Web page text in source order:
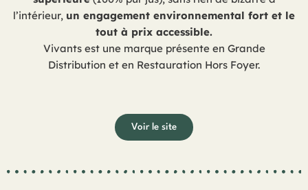
l’intérieur, un engagement environnemental fort et le
tout à prix accessible.
Vivants est une marque présente en Grande
Distribution et en Restauration Hors Foyer.
Voir le site